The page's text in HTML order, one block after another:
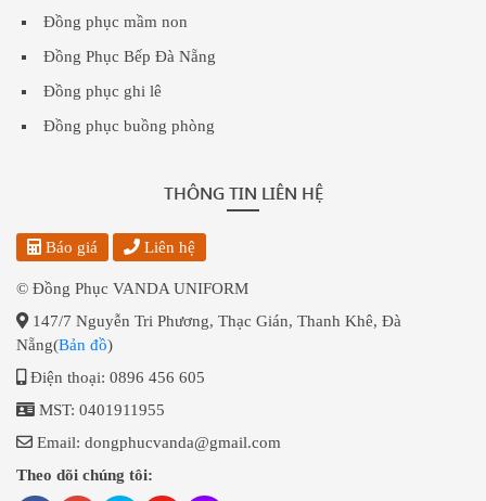
Đồng phục mầm non
Đồng Phục Bếp Đà Nẵng
Đồng phục ghi lê
Đồng phục buồng phòng
THÔNG TIN LIÊN HỆ
Báo giá Liên hệ
© Đồng Phục VANDA UNIFORM
147/7 Nguyễn Tri Phương, Thạc Gián, Thanh Khê, Đà
Nẵng(Bản đồ)
Điện thoại: 0896 456 605
MST: 0401911955
Email: dongphucvanda@gmail.com
Theo dõi chúng tôi: